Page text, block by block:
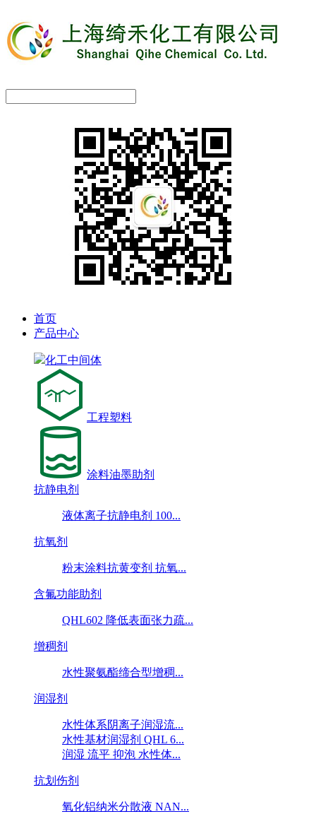
首页
产品中心
化工中间体
工程塑料
涂料油墨助剂
抗静电剂
液体离子抗静电剂 100...
抗氧剂
粉末涂料抗黄变剂 抗氧...
含氟功能助剂
QHL602 降低表面张力疏...
增稠剂
水性聚氨酯缔合型增稠...
润湿剂
水性体系阴离子润湿流...
水性基材润湿剂 QHL 6...
润湿 流平 抑泡 水性体...
抗划伤剂
氧化铝纳米分散液 NAN...